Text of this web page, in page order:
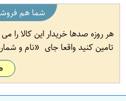
شما هم
هر روزه صدها خریدار این کالا را
تامین کنید واقعا جای
نام و